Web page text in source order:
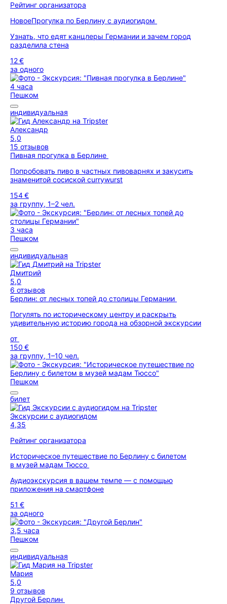
Рейтинг организатора
НовоеПрогулка по Берлину с аудиогидом
Узнать, что едят канцлеры Германии и зачем город
разделила стена
12 €
за одного
4 часа
Пешком
индивидуальная
Александр
5,0
15 отзывов
Пивная прогулка в Берлине
Попробовать пиво в частных пивоварнях и закусить
знаменитой сосиской currywurst
154 €
за группу, 1–2 чел.
3 часа
Пешком
индивидуальная
Дмитрий
5,0
6 отзывов
Берлин: от лесных топей до столицы Германии
Погулять по историческому центру и раскрыть
удивительную историю города на обзорной экскурсии
от
150 €
за группу, 1–10 чел.
Пешком
билет
Экскурсии с аудиогидом
4,35
Рейтинг организатора
Историческое путешествие по Берлину с билетом
в музей мадам Тюссо
Аудиоэкскурсия в вашем темпе — с помощью
приложения на смартфоне
51 €
за одного
3,5 часа
Пешком
индивидуальная
Мария
5,0
9 отзывов
Другой Берлин